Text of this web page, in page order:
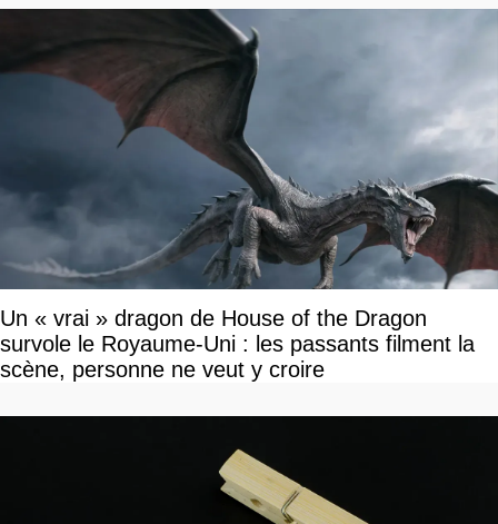
Un « vrai » dragon de House of the Dragon
survole le Royaume-Uni : les passants filment la
scène, personne ne veut y croire